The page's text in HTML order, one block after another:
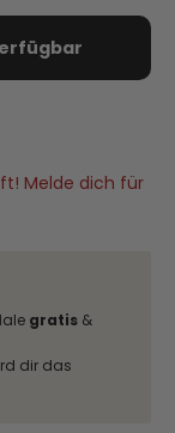
Melde dich für
gratis &
dir das